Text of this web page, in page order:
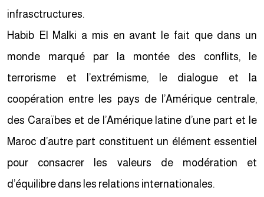
infrasctructures.
Habib El Malki a mis en avant le fait que dans un
monde marqué par la montée des conflits, le
terrorisme et l’extrémisme, le dialogue et la
coopération entre les pays de l’Amérique centrale,
des Caraïbes et de l’Amérique latine d’une part et le
Maroc d’autre part constituent un élément essentiel
pour consacrer les valeurs de modération et
d’équilibre dans les relations internationales.